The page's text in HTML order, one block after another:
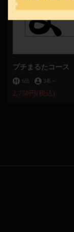
プチまるたコース
6品 3名 ～
2,750円 (税込)